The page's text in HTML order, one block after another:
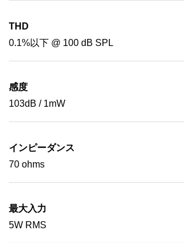
THD
0.1%以下 @ 100 dB SPL
感度
103dB / 1mW
インピーダンス
70 ohms
最大入力
5W RMS